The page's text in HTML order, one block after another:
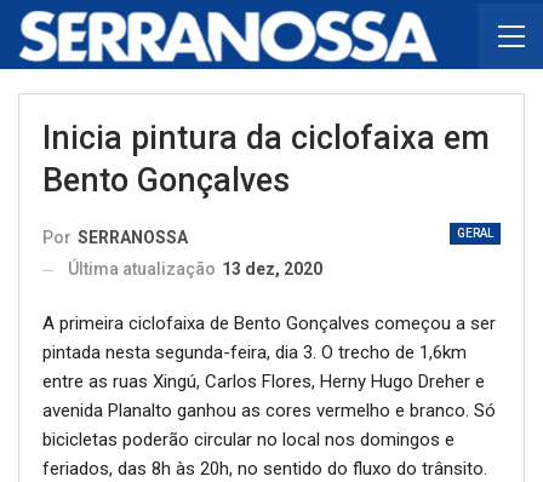
Inicia pintura da ciclofaixa em
Bento Gonçalves
GERAL
Por SERRANOSSA
Última atualização 13 dez, 2020
A primeira ciclofaixa de Bento Gonçalves começou a ser
pintada nesta segunda-feira, dia 3. O trecho de 1,6km
entre as ruas Xingú, Carlos Flores, Herny Hugo Dreher e
avenida Planalto ganhou as cores vermelho e branco. Só
bicicletas poderão circular no local nos domingos e
feriados, das 8h às 20h, no sentido do fluxo do trânsito.